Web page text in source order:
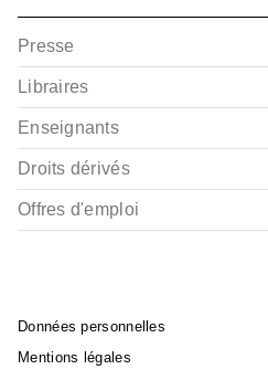
Presse
Libraires
Enseignants
Droits dérivés
Offres d'emploi
Données personnelles
Mentions légales